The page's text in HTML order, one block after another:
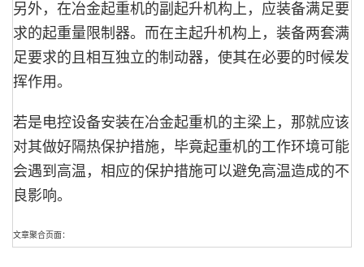
另外，在冶金起重机的副起升机构上，应装备满足要
求的起重量限制器。而在主起升机构上，装备两套满
足要求的且相互独立的制动器，使其在必要的时候发
挥作用。
若是电控设备安装在冶金起重机的主梁上，那就应该
对其做好隔热保护措施，毕竟起重机的工作环境可能
会遇到高温，相应的保护措施可以避免高温造成的不
良影响。
文章聚合页面：